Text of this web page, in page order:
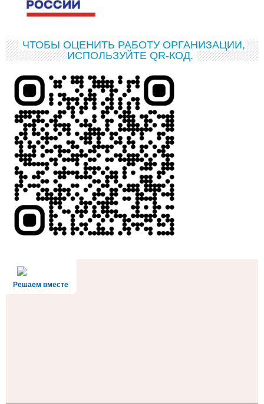
ЧТОБЫ ОЦЕНИТЬ РАБОТУ ОРГАНИЗАЦИИ,
ИСПОЛЬЗУЙТЕ QR-КОД.
Решаем вместе